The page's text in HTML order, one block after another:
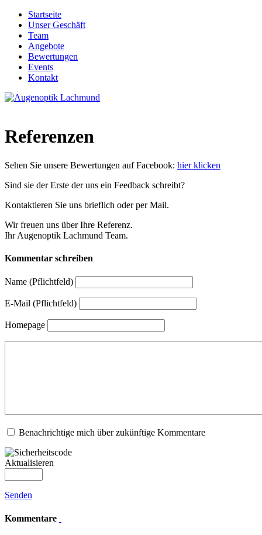
Startseite
Unser Geschäft
Team
Angebote
Bewertungen
Events
Kontakt
Referenzen
Sehen Sie unsere Bewertungen auf Facebook: hier klicken
Sind sie der Erste der uns ein Feedback schreibt?
Kontaktieren Sie uns brieflich oder per Mail.
Wir freuen uns über Ihre Referenz.
Ihr Augenoptik Lachmund Team.
Kommentar schreiben
Name (Pflichtfeld)
E-Mail (Pflichtfeld)
Homepage
Benachrichtige mich über zukünftige Kommentare
Aktualisieren
Senden
Kommentare